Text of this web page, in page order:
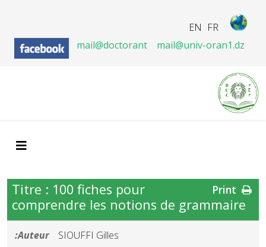
FR
EN
mail@doctorant
mail@univ-oran1.dz
Titre : 100 fiches pour
comprendre les notions de grammaire
Auteur:
SIOUFFI Gilles